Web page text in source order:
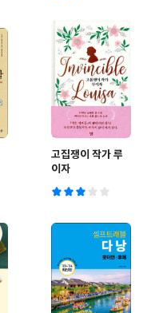
고집쟁이 작가 루
이자